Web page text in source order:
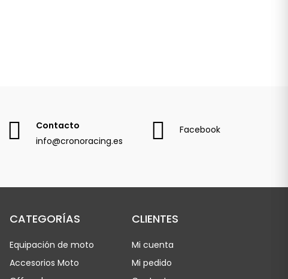
Contacto
info@cronoracing.es
Facebook
CATEGORÍAS
Equipación de moto
Accesorios Moto
CLIENTES
Mi cuenta
Mi pedido